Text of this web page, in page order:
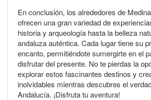
En conclusión, los alrededores de
ofrecen una gran variedad de
historia y arqueología hasta la belleza
andaluza auténtica. Cada lugar tiene su
encanto, permitiéndote sumergirte en el
disfrutar del presente. No te pierdas la
explorar estos fascinantes destinos y
inolvidables mientras descubres el
Andalucía. ¡Disfruta tu aventura!